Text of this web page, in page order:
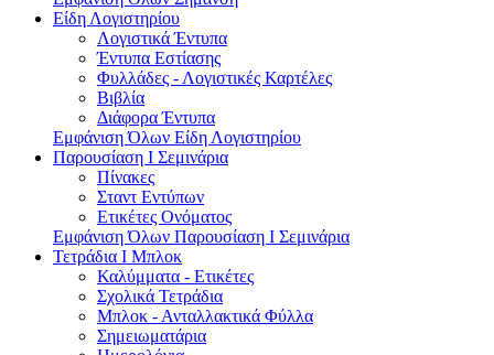
Είδη Λογιστηρίου
Λογιστικά Έντυπα
Έντυπα Εστίασης
Φυλλάδες - Λογιστικές Καρτέλες
Βιβλία
Διάφορα Έντυπα
Εμφάνιση Όλων Είδη Λογιστηρίου
Παρουσίαση I Σεμινάρια
Πίνακες
Σταντ Εντύπων
Ετικέτες Ονόματος
Εμφάνιση Όλων Παρουσίαση I Σεμινάρια
Τετράδια I Μπλοκ
Καλύμματα - Ετικέτες
Σχολικά Τετράδια
Μπλοκ - Ανταλλακτικά Φύλλα
Σημειωματάρια